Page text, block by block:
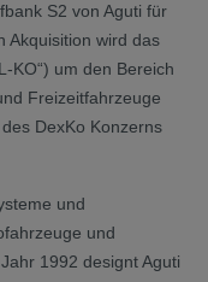
S2 von Aguti für
Akquisition wird das
KO“) um den Bereich
Freizeitfahrzeuge
DexKo Konzerns
und
und
1992 designt Aguti